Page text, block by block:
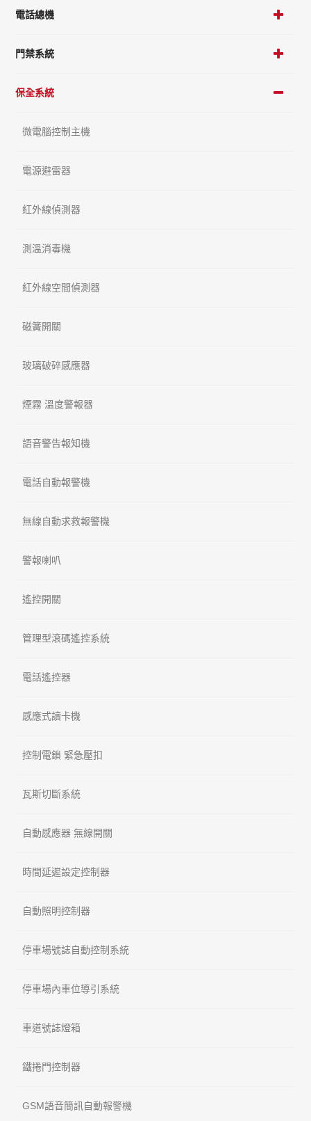
電話總機
門禁系統
保全系統
微電腦控制主機
電源避雷器
紅外線偵測器
測溫消毒機
紅外線空間偵測器
磁簧開關
玻璃破碎感應器
煙霧 溫度警報器
語音警告報知機
電話自動報警機
無線自動求救報警機
警報喇叭
遙控開關
管理型滾碼遙控系統
電話遙控器
感應式讀卡機
控制電鎖 緊急壓扣
瓦斯切斷系統
自動感應器 無線開關
時間延遲設定控制器
自動照明控制器
停車場號誌自動控制系統
停車場內車位導引系統
車道號誌燈箱
鐵捲門控制器
GSM語音簡訊自動報警機